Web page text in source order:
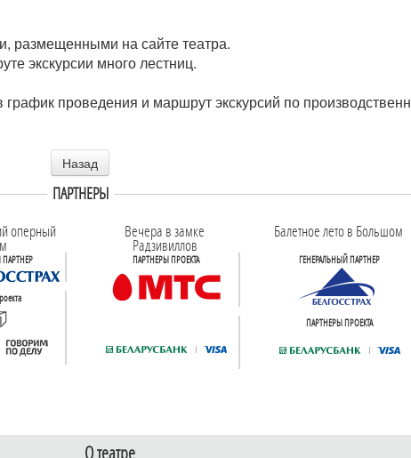
размещенными на сайте театра.
экскурсии много лестниц.
проведения и маршрут экскурсий по
Назад
ПАРТНЕРЫ
оперный
ПАРТНЕР
Вечера в замке
Радзивиллов
ПАРТНЕРЫ ПРОЕКТА
Балетное лето в Большом
ГЕНЕРАЛЬНЫЙ ПАРТНЕР
ПАРТНЕРЫ ПРОЕКТА
О театре